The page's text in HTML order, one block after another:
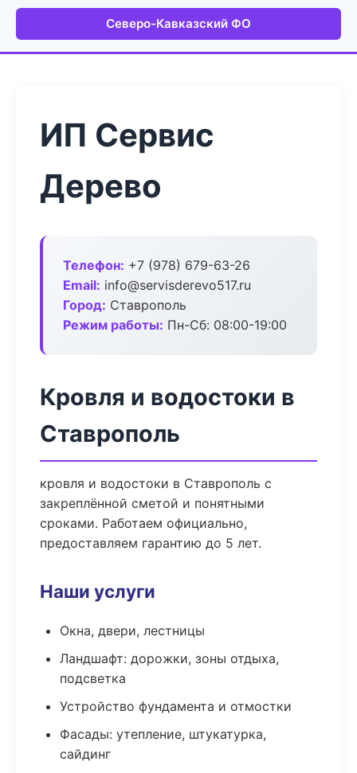
Северо-Кавказский ФО
ИП Сервис
Дерево
Телефон: +7 (978) 679-63-26
Email: info@servisderevo517.ru
Город: Ставрополь
Режим работы: Пн-Сб: 08:00-19:00
Кровля и водостоки в
Ставрополь
кровля и водостоки в Ставрополь с
закреплённой сметой и понятными
сроками. Работаем официально,
предоставляем гарантию до 5 лет.
Наши услуги
Окна, двери, лестницы
Ландшафт: дорожки, зоны отдыха,
подсветка
Устройство фундамента и отмостки
Фасады: утепление, штукатурка,
сайдинг